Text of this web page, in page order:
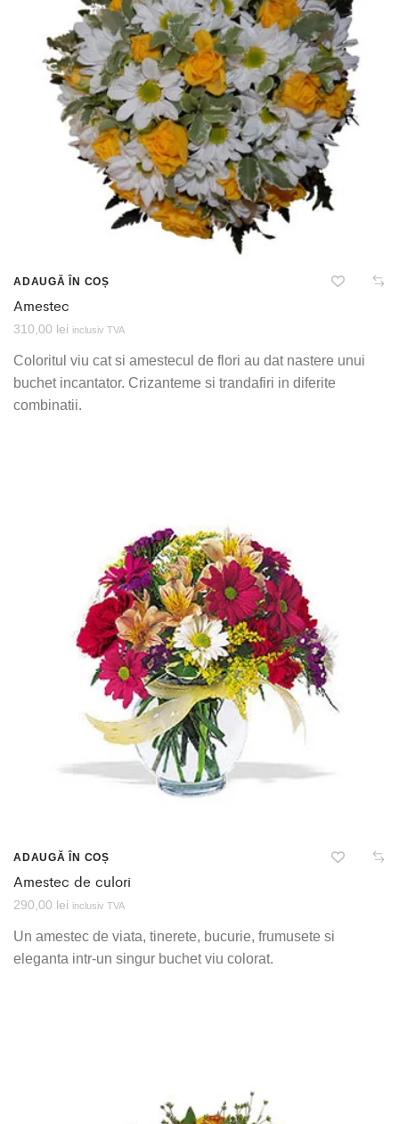
ADAUGĂ ÎN COȘ
Amestec
310,00 lei inclusiv TVA
Coloritul viu cat si amestecul de flori au dat nastere unui
buchet incantator. Crizanteme si trandafiri in diferite
combinatii.
ADAUGĂ ÎN COȘ
Amestec de culori
290,00 lei inclusiv TVA
Un amestec de viata, tinerete, bucurie, frumusete si
eleganta intr-un singur buchet viu colorat.